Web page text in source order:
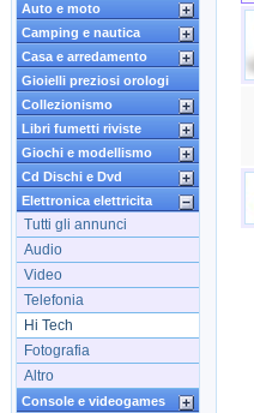
Auto e moto
Camping e nautica
Casa e arredamento
Gioielli preziosi orologi
Collezionismo
Libri fumetti riviste
Giochi e modellismo
Cd Dischi e Dvd
Elettronica elettricita
Tutti gli annunci
Audio
Video
Telefonia
Hi Tech
Fotografia
Altro
Console e videogames